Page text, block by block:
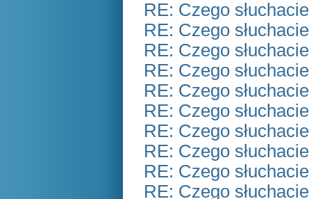
RE: Czego
RE: Czego
RE: Czego
RE: Czego
RE: Czego
RE: Czego
RE: Czego
RE: Czego
RE: Czego
RE: Czego